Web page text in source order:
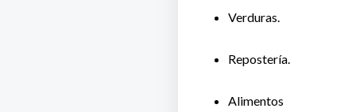
Verduras.
Repostería.
Alimentos